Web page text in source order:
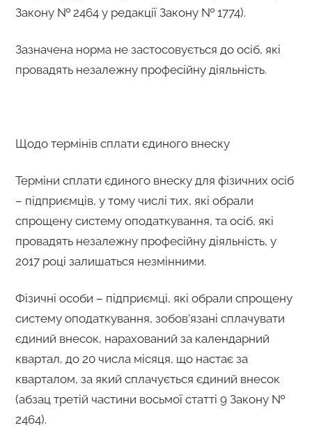
Закону № 2464 у редакції Закону № 1774).
Зазначена норма не застосовується до осіб, які
провадять незалежну професійну діяльність.
Щодо термінів сплати єдиного внеску
Терміни сплати єдиного внеску для фізичних осіб
– підприємців, у тому числі тих, які обрали
спрощену систему оподаткування, та осіб, які
провадять незалежну професійну діяльність, у
2017 році залишаться незмінними.
Фізичні особи – підприємці, які обрали спрощену
систему оподаткування, зобов’язані сплачувати
єдиний внесок, нарахований за календарний
квартал, до 20 числа місяця, що настає за
кварталом, за який сплачується єдиний внесок
(абзац третій частини восьмої статті 9 Закону №
2464).